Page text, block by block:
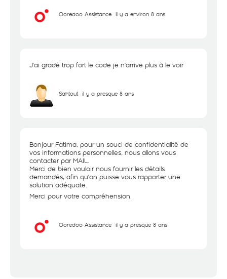
Ooredoo Assistance il y a environ 8 ans
J'ai gradé trop fort le code je n'arrive plus à le voir
Sahtout il y a presque 8 ans
Bonjour Fatima, pour un souci de confidentialité de
vos informations personnelles, nous allons vous
contacter par MAIL.
Merci de bien vouloir nous fournir les détails
demandés, afin qu’on puisse vous rapporter une
solution adéquate.
Merci pour votre compréhension.
Ooredoo Assistance il y a presque 8 ans